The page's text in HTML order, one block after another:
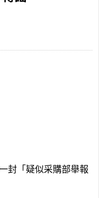
封「疑似采購部舉報